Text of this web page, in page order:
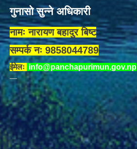
गुनासो सुन्ने अधिकारी
नामः नारायण बहादुर बिष्ट
सम्पर्क नः 9858044789
ईमेलः info@panchapurimun.gov.np